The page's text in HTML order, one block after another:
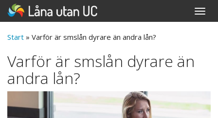
Toggle
Start » Varför är smslån dyrare än andra lån?
Varför är smslån dyrare än
andra lån?